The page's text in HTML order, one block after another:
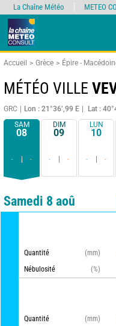
Accueil Grèce Épire -
MÉTÉO VILLE
GRC Lon : 21°36’,99 E Lat :
SAM
08
- -
DIM
09
- -
LUN
10
- -
Comparateur
Samedi 8 aoû
Quantité
(mm)
Nébulosité
(%)
Quantité
(mm)
La Chaîne Météo METEO